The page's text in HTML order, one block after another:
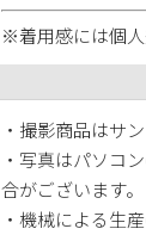
※着用感には個人
・撮影商品はサ
・写真はパソコ
合がございます。
・機械による生